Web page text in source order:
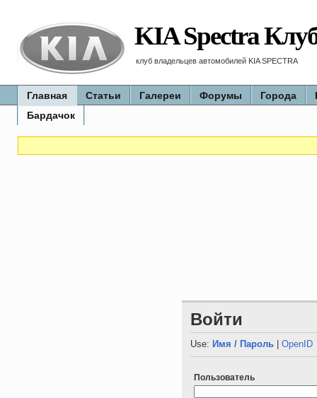
KIA Spectra
клуб владельцев автомобилей KIA SPECTRA
Главная Статьи Галереи Форумы Города
Бардачок
Войти
Use: Имя / Пароль |OpenID
Пользователь